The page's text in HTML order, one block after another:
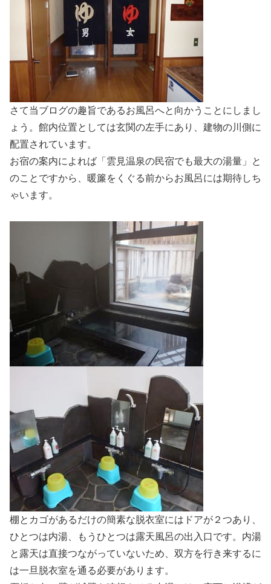
さて当ブログの趣旨であるお風呂へと向かうことにしまし
ょう。館内位置としては玄関の左手にあり、建物の川側に
配置されています。
お宿の案内によれば「雲見温泉の民宿でも最大の湯量」と
のことですから、暖簾をくぐる前からお風呂には期待しち
ゃいます。
棚とカゴがあるだけの簡素な脱衣室にはドアが２つあり、
ひとつは内湯、もうひとつは露天風呂の出入口です。内湯
と露天は直接つながっていないため、双方を行き来するに
は一旦脱衣室を通る必要があります。